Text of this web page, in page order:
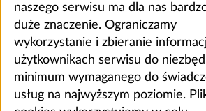
naszego serwisu ma dla nas
duże znaczenie. Ograniczamy
wykorzystanie i zbieranie
użytkownikach serwisu do
minimum wymaganego do
usług na najwyższym poziomie.